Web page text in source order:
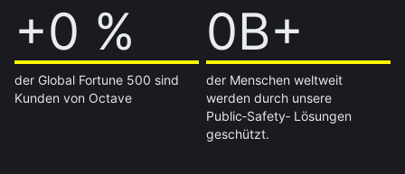
+0 %
der Global Fortune 500 sind
Kunden von Octave
0B+
1B+
der Menschen weltweit
werden durch unsere
Public‑Safety‑ Lösungen
geschützt.